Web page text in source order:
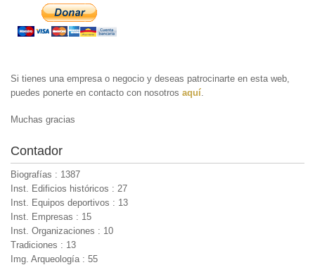
Si tienes una empresa o negocio y deseas patrocinarte en esta web,
puedes ponerte en contacto con nosotros aquí
Muchas gracias
Contador
Biografías : 1387
Inst. Edificios históricos : 27
Inst. Equipos deportivos : 13
Inst. Empresas : 15
Inst. Organizaciones : 10
Tradiciones : 13
Img. Arqueología : 55